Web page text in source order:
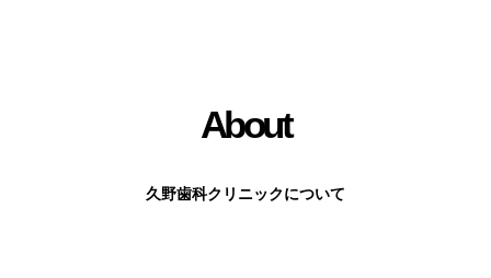
About
久野歯科クリニックについて